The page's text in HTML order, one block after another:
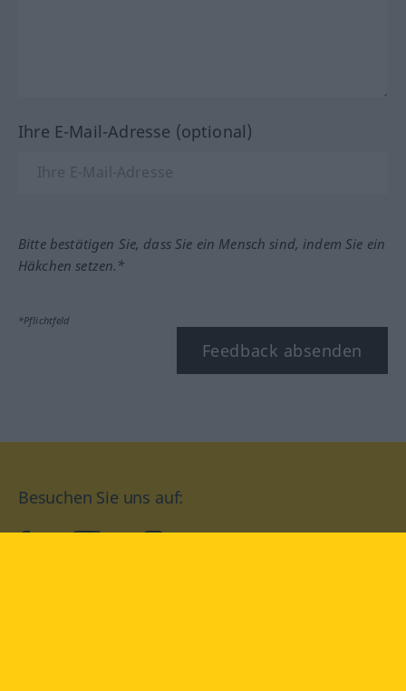
Ihre E-Mail-Adresse (optional)
Bitte bestätigen Sie, dass Sie ein Mensch sind, indem Sie ein
Häkchen setzen.*
*Pflichtfeld
Feedback absenden
Besuchen Sie uns auf: